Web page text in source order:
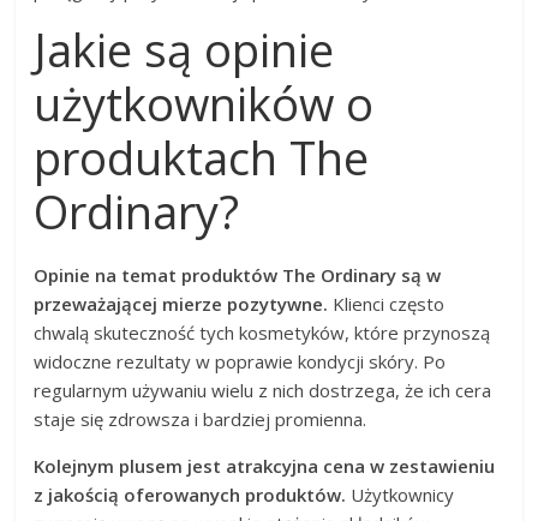
Jakie są opinie
użytkowników o
produktach The
Ordinary?
Opinie na temat produktów The Ordinary są w
przeważającej mierze pozytywne. Klienci często
chwalą skuteczność tych kosmetyków, które przynoszą
widoczne rezultaty w poprawie kondycji skóry. Po
regularnym używaniu wielu z nich dostrzega, że ich cera
staje się zdrowsza i bardziej promienna.
Kolejnym plusem jest atrakcyjna cena w zestawieniu
z jakością oferowanych produktów. Użytkownicy